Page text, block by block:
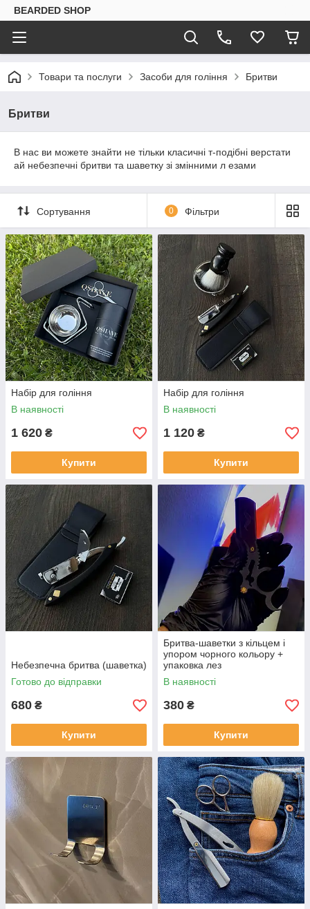
BEARDED SHOP
Товари та послуги Засоби для гоління Бритви
Бритви
В нас ви можете знайти не тільки класичні т-подібні верстати
ай небезпечні бритви та шаветку зі змінними л езами
Сортування 0 Фільтри
Набір для гоління
В наявності
1 620 ₴
Купити
Набір для гоління
В наявності
1 120 ₴
Купити
Небезпечна бритва (шаветка)
Готово до відправки
680 ₴
Купити
Бритва-шаветки з кільцем і
упором чорного кольору +
упаковка лез
В наявності
380 ₴
Купити